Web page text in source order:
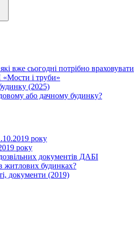
вже сьогодні потрібно враховувати
і труби»
(2025)
або дачному будинку?
року
року
документів ДАБІ
житлових будинках?
документи (2019)